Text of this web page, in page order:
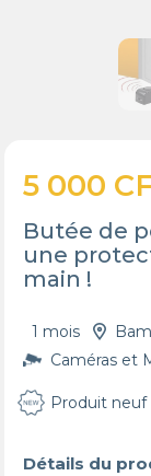
5 000
Butée de
une
main !
1 mois
Caméras et
Produit neuf
Détails du